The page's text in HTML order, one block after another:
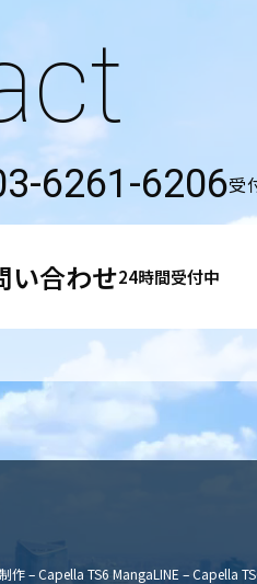
6261-6206受
い合わせ24時間受付中
作 – Capella TS6 MangaLINE – Capella